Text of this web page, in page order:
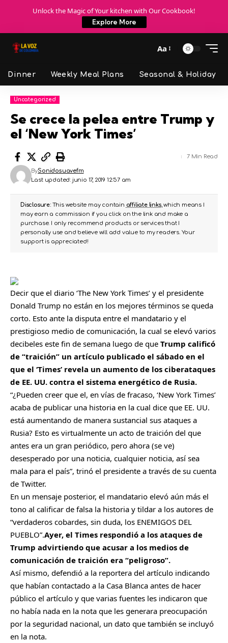
Unlock the Magic of Your kitchen with Our Cookbook!
Explore More
Aa
Dinner Weekly Meal Plans Seasonal & Holiday
Uncategorized
Se crece la pelea entre Trump y
el ‘New York Times’
Last updated: junio 17, 2019 12:57 am
BySonidosuavefm
7 Min Read
Disclosure:This website may contain affiliate links, which means I
may earn a commission if you click on the link and make a
purchase. I only recommend products or services that I
personally use and believe will add value to my readers. Your
support is appreciated!
Decir que el diario ‘The New York Times’ y el presidente
Donald Trump no están en los mejores términos se queda
corto. Esto ante la disputa entre el mandatario y el
prestigioso medio de comunicación, la cual se elevó varios
decibeles este fin de semana luego de que Trump calificó
de “traición” un artículo publicado el sábado en el
que el ‘Times’ revela un aumento de los ciberataques
de EE. UU. contra el sistema energético de Rusia.
“¿Pueden creer que el, en vías de fracaso, ‘New York Times’
acaba de publicar una historia en la cual dice que EE. UU.
está aumentando de manera sustancial sus ataques a
Rusia? Esto es virtualmente un acto de traición del que
antes era un gran periódico, pero ahora (se ve)
desesperado por una noticia, cualquier noticia, así sea
mala para el país”, trinó el presidente a través de su cuenta
de Twitter.
En un mensaje posterior, el mandatario elevó aún más el
tono al calificar de falsa la historia y tildar a los autores de
“verdaderos cobardes, sin duda, los ENEMIGOS DEL
PUEBLO”.Ayer, el Times respondió a los ataques de
Trump advirtiendo que acusar a los medios de
comunicación de traición era “peligroso”.
Así mismo, defendió a la reportera del artículo indicando
que habían contactado a la Casa Blanca antes de hacer
público el artículo y que varias fuentes les indicaron que
no había nada en la nota que les generara preocupación
por la seguridad nacional, un dato que también se incluyó
en la nota.